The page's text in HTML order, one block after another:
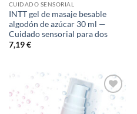
CUIDADO SENSORIAL
INTT gel de masaje besable
algodón de azúcar 30 ml —
Cuidado sensorial para dos
7,19€
Añadir